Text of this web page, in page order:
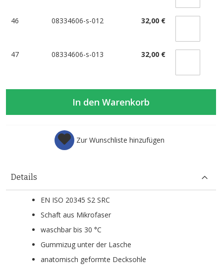
46 08334606-s-012 32,00 €
47 08334606-s-013 32,00 €
In den Warenkorb
Zur Wunschliste hinzufügen
Details
EN ISO 20345 S2 SRC
Schaft aus Mikrofaser
waschbar bis 30 °C
Gummizug unter der Lasche
anatomisch geformte Decksohle